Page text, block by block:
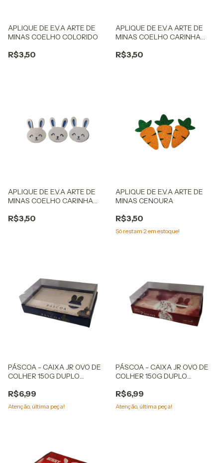
APLIQUE DE E.V.A ARTE DE
MINAS COELHO COLORIDO
R$3,50
APLIQUE DE E.V.A ARTE DE
MINAS COELHO CARINHA
R$3,50
APLIQUE DE E.V.A ARTE DE
MINAS COELHO CARINHA
R$3,50
APLIQUE DE E.V.A ARTE DE
MINAS CENOURA
R$3,50
Só restam 2em estoque!
PÁSCOA - CAIXA JR OVO DE
COLHER 150G DUPLO
R$6,99
Atenção, última peça!
PÁSCOA - CAIXA JR OVO DE
COLHER 150G DUPLO
R$6,99
Atenção, última peça!